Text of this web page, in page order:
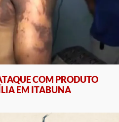
COM PRODUTO
EM ITABUNA